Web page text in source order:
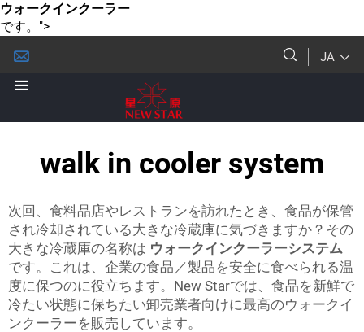
ウォークインクーラー
です。">
JA
walk in cooler system
次回、食料品店やレストランを訪れたとき、食品が保管
され冷却されている大きな冷蔵庫に気づきますか？その
大きな冷蔵庫の名称は ウォークインクーラーシステム
です。これは、企業の食品／製品を安全に食べられる温
度に保つのに役立ちます。New Starでは、食品を新鮮で
冷たい状態に保ちたい卸売業者向けに最高のウォークイ
ンクーラーを販売しています。